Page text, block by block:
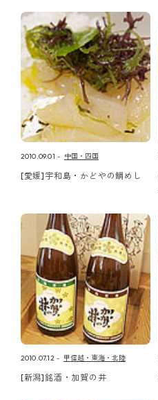
2010.09.01 中国・四国
[愛媛]宇和島・かどやの鯛めし
2010.07.12 甲信越・東海・北陸
[新潟]銘酒・加賀の井